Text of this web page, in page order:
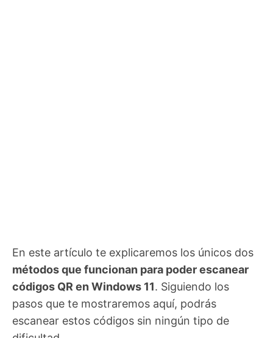
En este artículo te explicaremos los únicos dos
métodos que funcionan para poder escanear
códigos QR en Windows 11. Siguiendo los
pasos que te mostraremos aquí, podrás
escanear estos códigos sin ningún tipo de